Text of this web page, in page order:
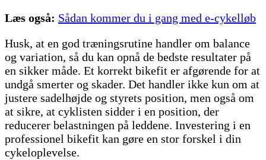
Læs også: Sådan kommer du i gang med e-cykelløb
Husk, at en god træningsrutine handler om balance
og variation, så du kan opnå de bedste resultater på
en sikker måde. Et korrekt bikefit er afgørende for at
undgå smerter og skader. Det handler ikke kun om at
justere sadelhøjde og styrets position, men også om
at sikre, at cyklisten sidder i en position, der
reducerer belastningen på leddene. Investering i en
professionel bikefit kan gøre en stor forskel i din
cykeloplevelse.